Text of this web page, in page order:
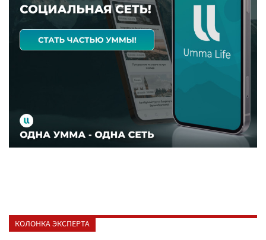
КОЛОНКА ЭКСПЕРТА